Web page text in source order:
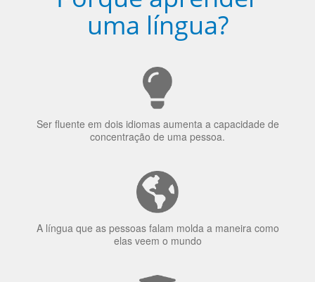
Porquê aprender
uma língua?
concentração de uma pessoa.
elas veem o mundo